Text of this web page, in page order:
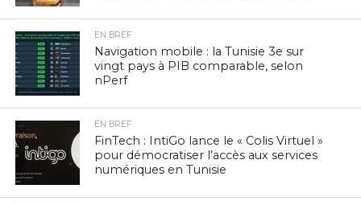
EN BREF
Navigation mobile : la Tunisie 3e sur
vingt pays à PIB comparable, selon
nPerf
EN BREF
FinTech : IntiGo lance le « Colis Virtuel »
pour démocratiser l’accès aux services
numériques en Tunisie